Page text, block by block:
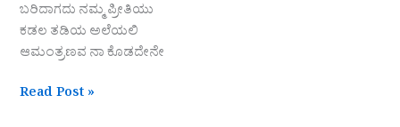
ಬರಿದಾಗದು ನಮ್ಮ ಪ್ರೀತಿಯು
ಕಡಲ ತಡಿಯ ಅಲೆಯಲಿ
ಆಮಂತ್ರಣವ ನಾ ಕೊಡದೇನೇ
Read Post »